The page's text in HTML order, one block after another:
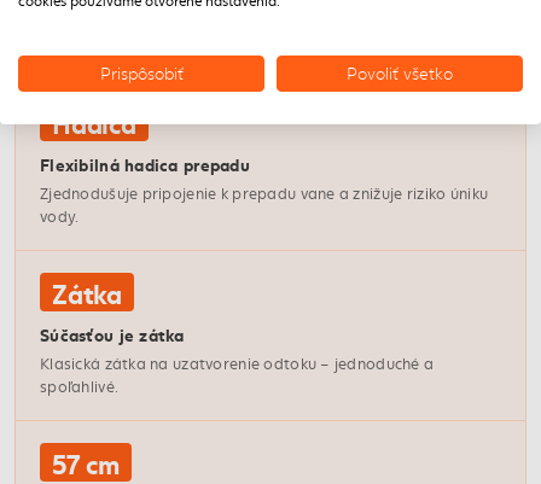
Hadica
Flexibilná hadica prepadu
Zjednodušuje pripojenie k prepadu vane a znižuje riziko úniku
vody.
Zátka
Súčasťou je zátka
Klasická zátka na uzatvorenie odtoku – jednoduché a
spoľahlivé.
57 cm
Prispôsobiť Povoliť všetko